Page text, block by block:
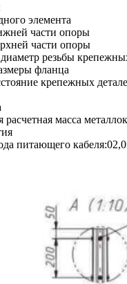
элемента
части опоры
части опоры
резьбы
фланца
крепежных
расчетная масса
питающего